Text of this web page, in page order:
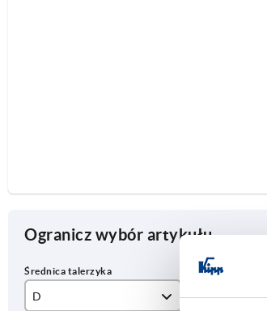
Ogranicz wybór artykułu
D D1